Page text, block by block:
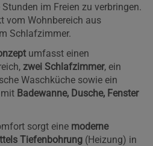
im Freien zu verbringen.
vom Wohnbereich aus
Schlafzimmer.
umfasst einen
zwei Schlafzimmer, ein
Waschküche sowie ein
Badewanne, Dusche, Fenster
sorgt eine moderne
Tiefenbohrung (Heizung) in